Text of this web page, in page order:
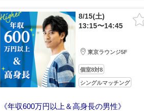
8/15(土)
13:15〜14:45
東京ラウンジ5F
個室8対8
シングルマッチング
《年収600万円以上＆高身長の男性》